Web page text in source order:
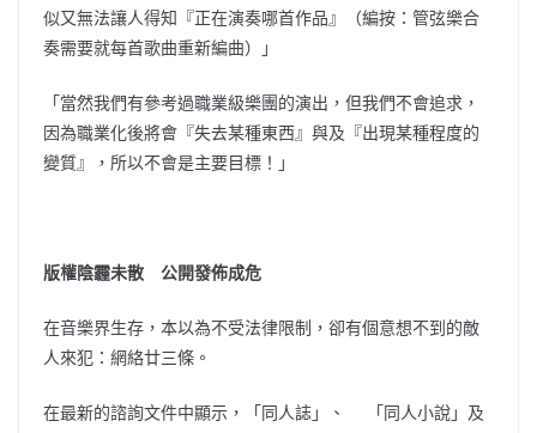
似又無法讓人得知『正在演奏哪首作品』（編按：管弦樂合
奏需要就每首歌曲重新編曲）」
「當然我們有參考過職業級樂團的演出，但我們不會追求，
因為職業化後將會『失去某種東西』與及『出現某種程度的
變質』，所以不會是主要目標！」
版權陰霾未散 公開發佈成危
在音樂界生存，本以為不受法律限制，卻有個意想不到的敵
人來犯：網絡廿三條。
在最新的諮詢文件中顯示，「同人誌」、 「同人小說」及